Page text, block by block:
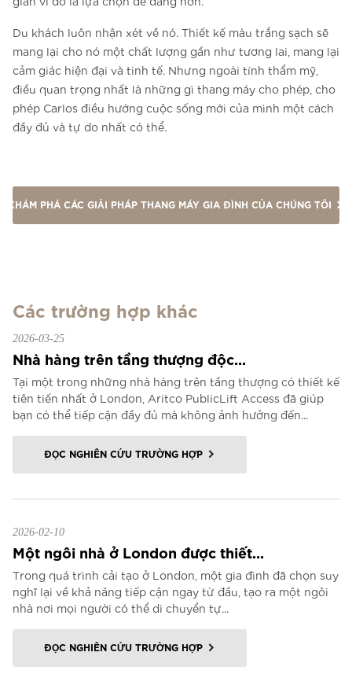
Du khách luôn nhận xét về nó. Thiết kế màu trắng sạch sẽ
mang lại cho nó một chất lượng gần như tương lai, mang lại
cảm giác hiện đại và tinh tế. Nhưng ngoài tính thẩm mỹ,
điều quan trọng nhất là những gì thang máy cho phép, cho
phép Carlos điều hướng cuộc sống mới của mình một cách
đầy đủ và tự do nhất có thể.
KHÁM PHÁ CÁC GIẢI PHÁP THANG MÁY GIA ĐÌNH CỦA CHÚNG TÔI
Các trường hợp khác
2026-03-25
Nhà hàng trên tầng thượng độc...
Tại một trong những nhà hàng trên tầng thượng có thiết kế
tiên tiến nhất ở London, Aritco PublicLift Access đã giúp
bạn có thể tiếp cận đầy đủ mà không ảnh hưởng đến...
ĐỌC NGHIÊN CỨU TRƯỜNG HỢP
2026-02-10
Một ngôi nhà ở London được thiết...
Trong quá trình cải tạo ở London, một gia đình đã chọn suy
nghĩ lại về khả năng tiếp cận ngay từ đầu, tạo ra một ngôi
nhà nơi mọi người có thể di chuyển tự...
ĐỌC NGHIÊN CỨU TRƯỜNG HỢP